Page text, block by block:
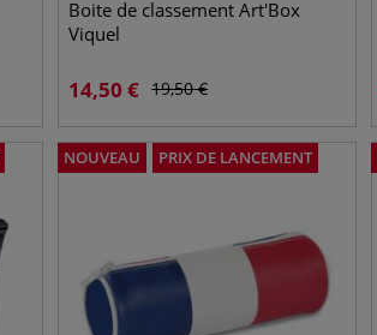
Boite de classement Art'Box
Viquel
14,50 € 19,50€
NOUVEAU PRIX DE LANCEMENT